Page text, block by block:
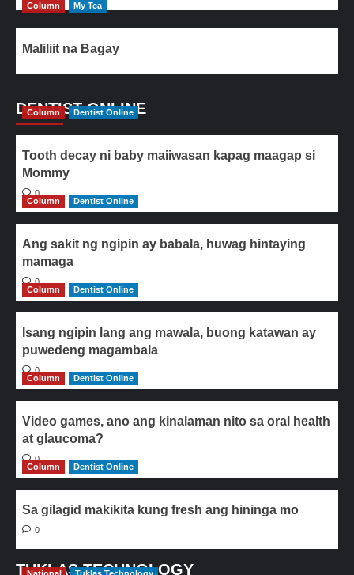
Column My Tea
Maliliit na Bagay
DENTIST ONLINE
Column Dentist Online
Tooth decay ni baby maiiwasan kapag maagap si
Mommy
0
Column
Dentist Online
Ang sakit ng ngipin ay babala, huwag hintaying
mamaga
0
Column
Dentist Online
Isang ngipin lang ang mawala, buong katawan ay
puwedeng magambala
0
Column
Dentist Online
Video games, ano ang kinalaman nito sa oral health
at glaucoma?
0
Column
Dentist Online
Sa gilagid makikita kung fresh ang hininga mo
0
TUKLAS TECHNOLOGY